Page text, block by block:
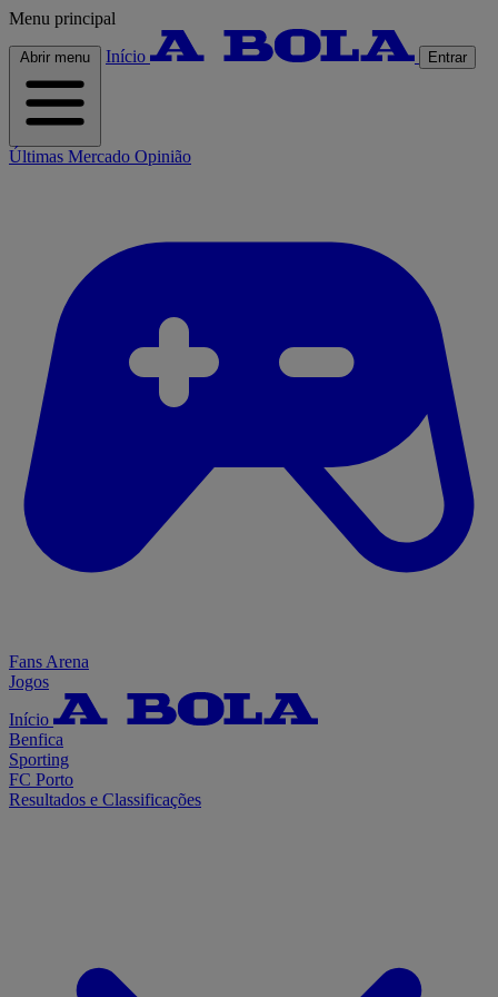
Menu principal
Abrir menu Início Entrar
Últimas Mercado Opinião
Fans Arena
Jogos
Início
Benfica
Sporting
FC Porto
Resultados e Classificações